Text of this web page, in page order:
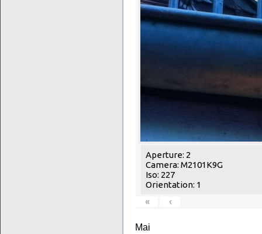
Aperture: 2
Camera: M2101K9G
Iso: 227
Orientation: 1
«
‹
Mai